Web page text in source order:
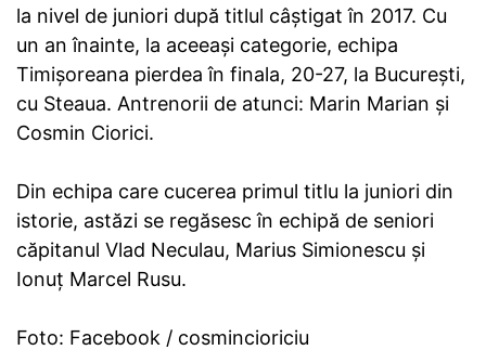
la nivel de juniori după titlul câștigat în 2017. Cu
un an înainte, la aceeași categorie, echipa
Timișoreana pierdea în finala, 20-27, la București,
cu Steaua. Antrenorii de atunci: Marin Marian și
Cosmin Ciorici.
Din echipa care cucerea primul titlu la juniori din
istorie, astăzi se regăsesc în echipă de seniori
căpitanul Vlad Neculau, Marius Simionescu și
Ionuț Marcel Rusu.
Foto: Facebook / cosmincioriciu